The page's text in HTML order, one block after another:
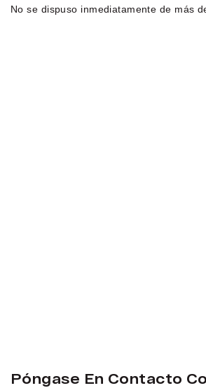
No se dispuso inmediatamente de más
Póngase En Contacto